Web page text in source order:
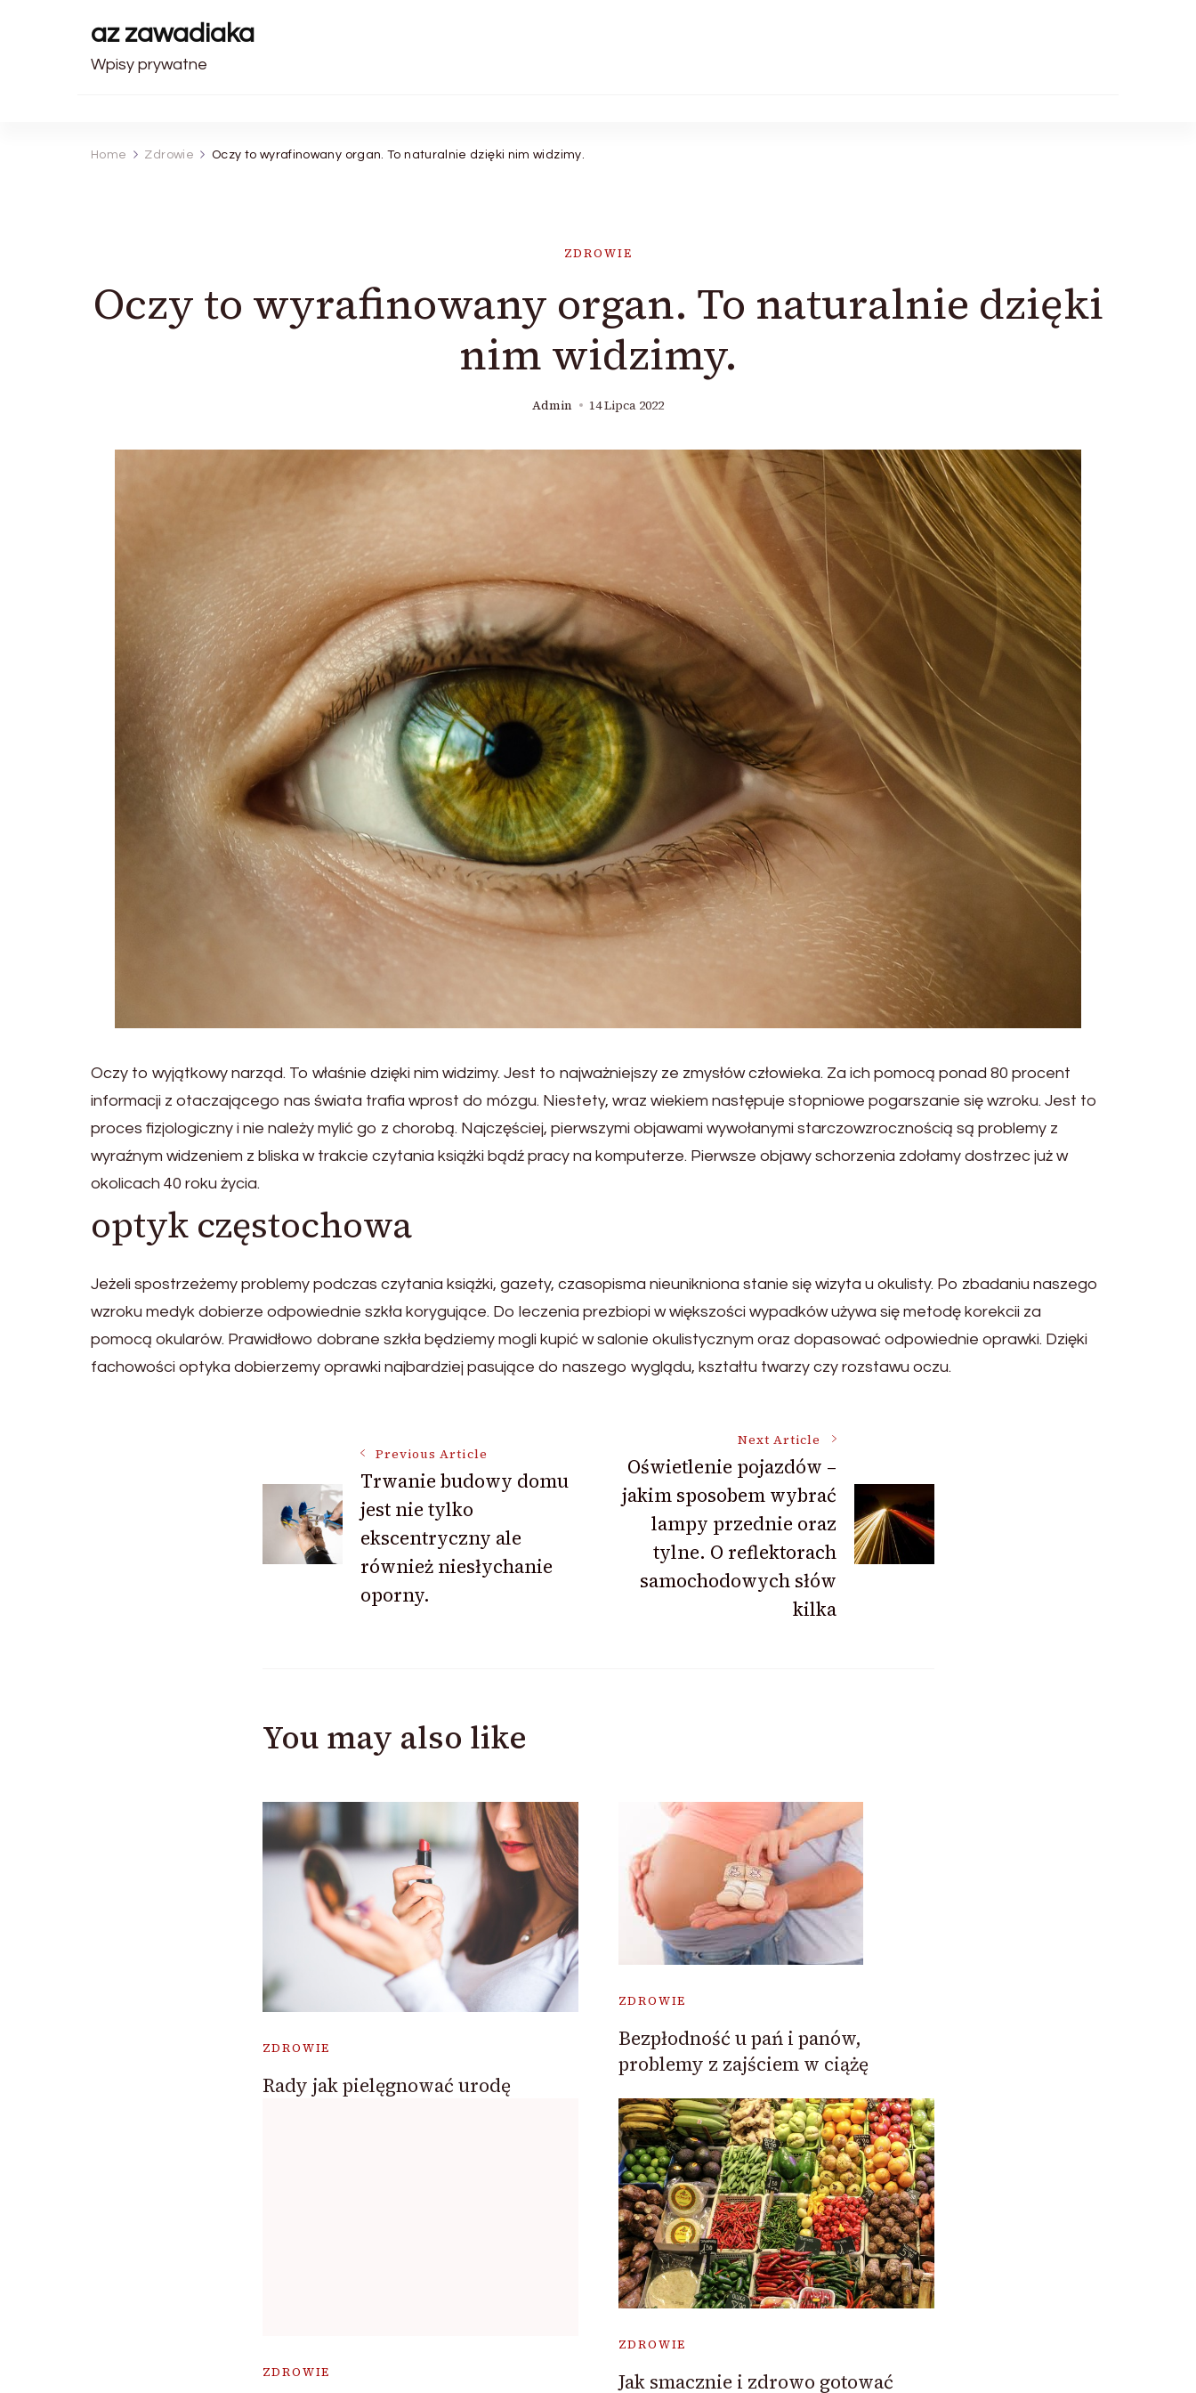
az zawadiaka
Wpisy prywatne
Home Zdrowie Oczy to wyrafinowany organ. To naturalnie dzięki nim widzimy.
ZDROWIE
Oczy to wyrafinowany organ. To naturalnie dzięki
nim widzimy.
Admin 14 Lipca 2022
Oczy to wyjątkowy narząd. To właśnie dzięki nim widzimy. Jest to najważniejszy ze zmysłów człowieka. Za ich pomocą ponad 80 procent
informacji z otaczającego nas świata trafia wprost do mózgu. Niestety, wraz wiekiem następuje stopniowe pogarszanie się wzroku. Jest to
proces fizjologiczny i nie należy mylić go z chorobą. Najczęściej, pierwszymi objawami wywołanymi starczowzrocznością są problemy z
wyraźnym widzeniem z bliska w trakcie czytania książki bądź pracy na komputerze. Pierwsze objawy schorzenia zdołamy dostrzec już w
okolicach 40 roku życia.
optyk częstochowa
Jeżeli spostrzeżemy problemy podczas czytania książki, gazety, czasopisma nieunikniona stanie się wizyta u okulisty. Po zbadaniu naszego
wzroku medyk dobierze odpowiednie szkła korygujące. Do leczenia prezbiopi w większości wypadków używa się metodę korekcii za
pomocą okularów. Prawidłowo dobrane szkła będziemy mogli kupić w salonie okulistycznym oraz dopasować odpowiednie oprawki. Dzięki
fachowości optyka dobierzemy oprawki najbardziej pasujące do naszego wyglądu, kształtu twarzy czy rozstawu oczu.
Navigation
Previous Article
Trwanie budowy domu
jest nie tylko
ekscentryczny ale
również niesłychanie
oporny.
Next Article
Oświetlenie pojazdów –
jakim sposobem wybrać
lampy przednie oraz
tylne. O reflektorach
samochodowych słów
kilka
You may also like
ZDROWIE
Rady jak pielęgnować urodę
ZDROWIE
Bezpłodność u pań i panów,
problemy z zajściem w ciążę
ZDROWIE
ZDROWIE
Jak smacznie i zdrowo gotować